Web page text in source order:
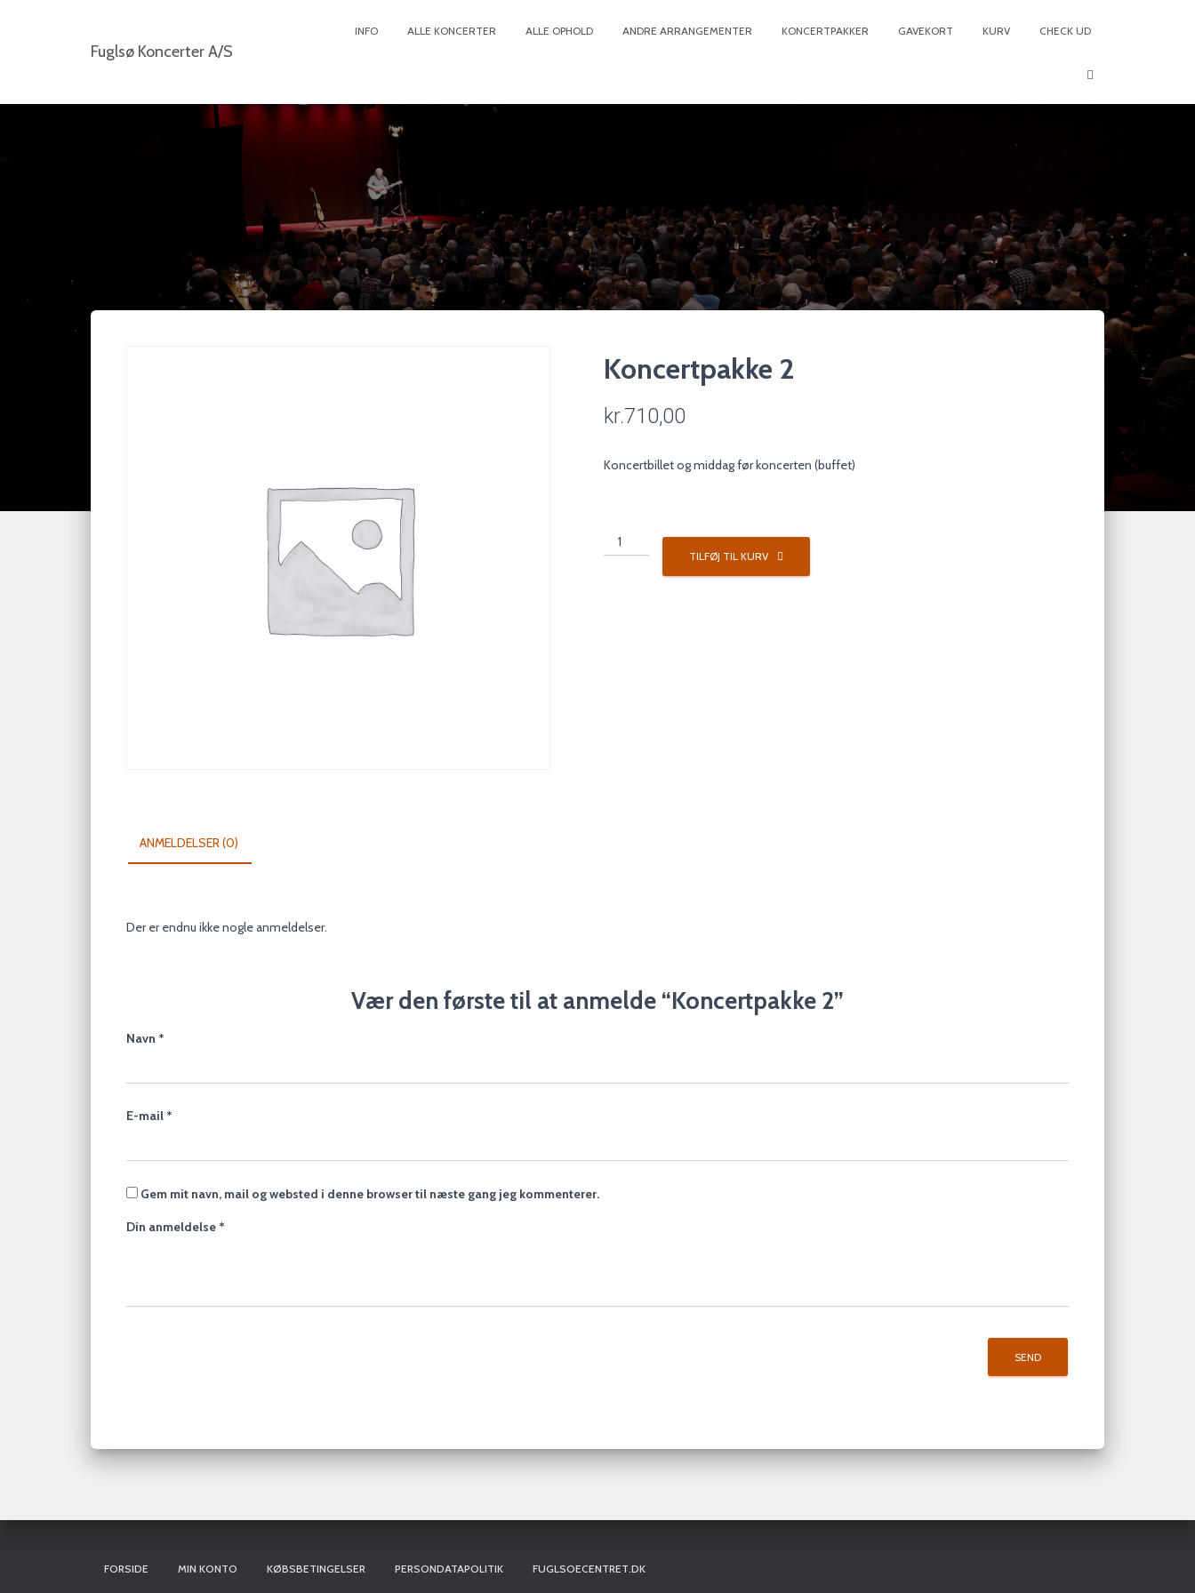
Fuglsø Koncerter A/S
INFO ALLE KONCERTER ALLE OPHOLD ANDRE ARRANGEMENTER KONCERTPAKKER GAVEKORT KURV CHECK UD
Koncertpakke 2
kr.710,00
Koncertbillet og middag før koncerten (buffet)
Koncertpakke
2
TILFØJ TIL KURV
ANMELDELSER (0)
Der er endnu ikke nogle anmeldelser.
Vær den første til at anmelde “Koncertpakke 2”
Navn *
E-mail *
Gem mit navn, mail og websted i denne browser til næste gang jeg kommenterer.
Din anmeldelse *
FORSIDE MIN KONTO KØBSBETINGELSER PERSONDATAPOLITIK FUGLSOECENTRET.DK